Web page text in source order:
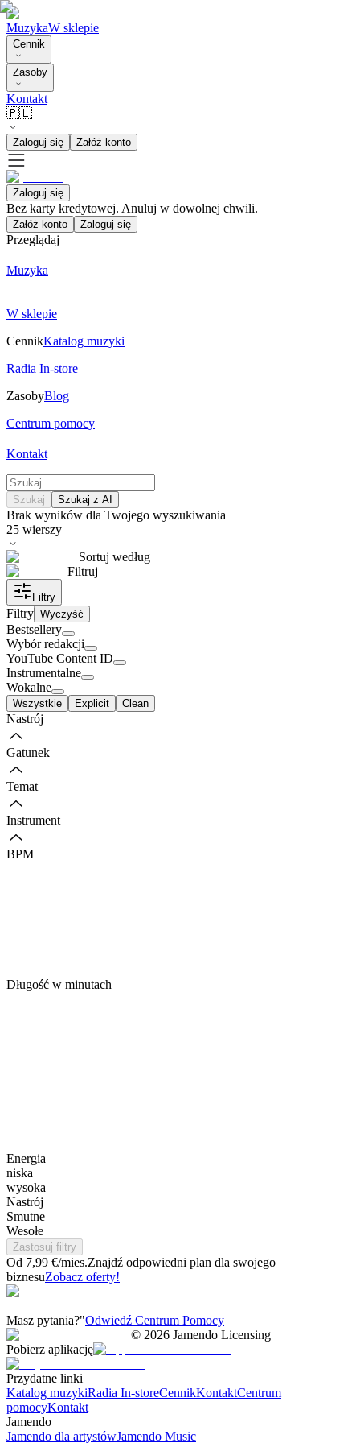
MuzykaW sklepie
Cennik
Zasoby
Kontakt
🇵🇱
Zaloguj się Załóż konto
Zaloguj się
Bez karty kredytowej. Anuluj w dowolnej chwili.
Załóż konto Zaloguj się
Przeglądaj
Muzyka
W sklepie
CennikKatalog muzyki
Radia In-store
ZasobyBlog
Centrum pomocy
Kontakt
Szukaj Szukaj z AI
Brak wyników dla Twojego wyszukiwania
25 wierszy
Sortuj według
Filtruj
Filtry
Filtry Wyczyść
Bestsellery
Wybór redakcji
YouTube Content ID
Instrumentalne
Wokalne
Wszystkie Explicit Clean
Nastrój
Gatunek
Temat
Instrument
BPM
Długość w minutach
Energia
niska
wysoka
Nastrój
Smutne
Wesołe
Zastosuj filtry
Od 7,99 €/mies.Znajdź odpowiedni plan dla swojego
biznesuZobacz oferty!
Masz pytania?"Odwiedź Centrum Pomocy
© 2026 Jamendo Licensing
Pobierz aplikację
Przydatne linki
Katalog muzykiRadia In-storeCennikKontaktCentrum
pomocyKontakt
Jamendo
Jamendo dla artystówJamendo Music